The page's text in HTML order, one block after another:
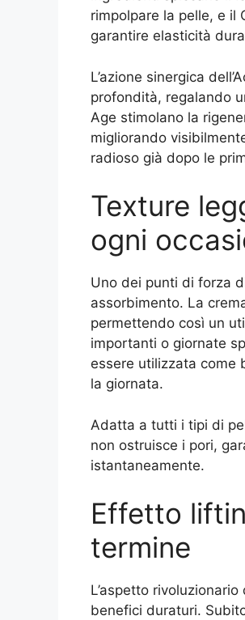
rimpolpare la pelle, e il
garantire elasticità
L’azione sinergica
profondità, regalando
Age stimolano la
migliorando
radioso già dopo le
Texture
ogni
Uno dei punti di forza
assorbimento. La
permettendo così un
importanti o giornate
essere utilizzata come
la giornata.
Adatta a tutti i tipi di
non ostruisce i pori,
istantaneamente.
Effetto
termine
L’aspetto
benefici duraturi.